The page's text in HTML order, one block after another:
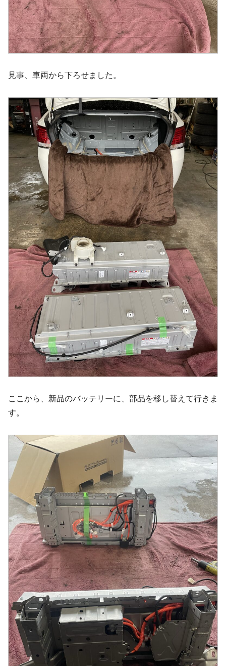
見事、車両から下ろせました。
ここから、新品のバッテリーに、部品を移し替えて行きま
す。